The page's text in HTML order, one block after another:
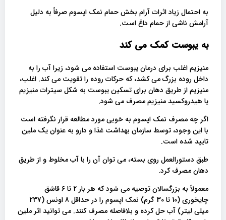
به احتمال زیاد اثرات آرام بخش حمام نمک اپسوم صرفاً به دلیل
آرامش ناشی از حمام داغ است.
به یبوست کمک می کند
منیزیم اغلب برای درمان یبوست استفاده می شود، زیرا آب را به
داخل روده بزرگ می کشد، که حرکات روده را تقویت می کند. اغلب،
منیزیم از طریق دهان برای تسکین یبوست به شکل سیترات منیزیم
یا هیدروکسید منیزیم مصرف می شود.
اگر چه مصرف نمک اپسوم به خوبی مورد مطالعه قرار نگرفته است
با این وجود، توسط سازمان بهداشت غذا و دارو به عنوان یک ملین
تایید شده است.
طبق دستورالعمل روی بسته، می توان آن را با آب مخلوط و از طریق
دهان مصرف کرد.
معمولاً به بزرگسالان توصیه می شود که هر بار 2 تا 6 قاشق
چایخوری (10 تا 30 گرم) نمک اپسوم را در حداقل 8 اونس (237
میلی لیتر) آب حل کرده و بلافاصله مصرف کنند. می توانید اثر ملین